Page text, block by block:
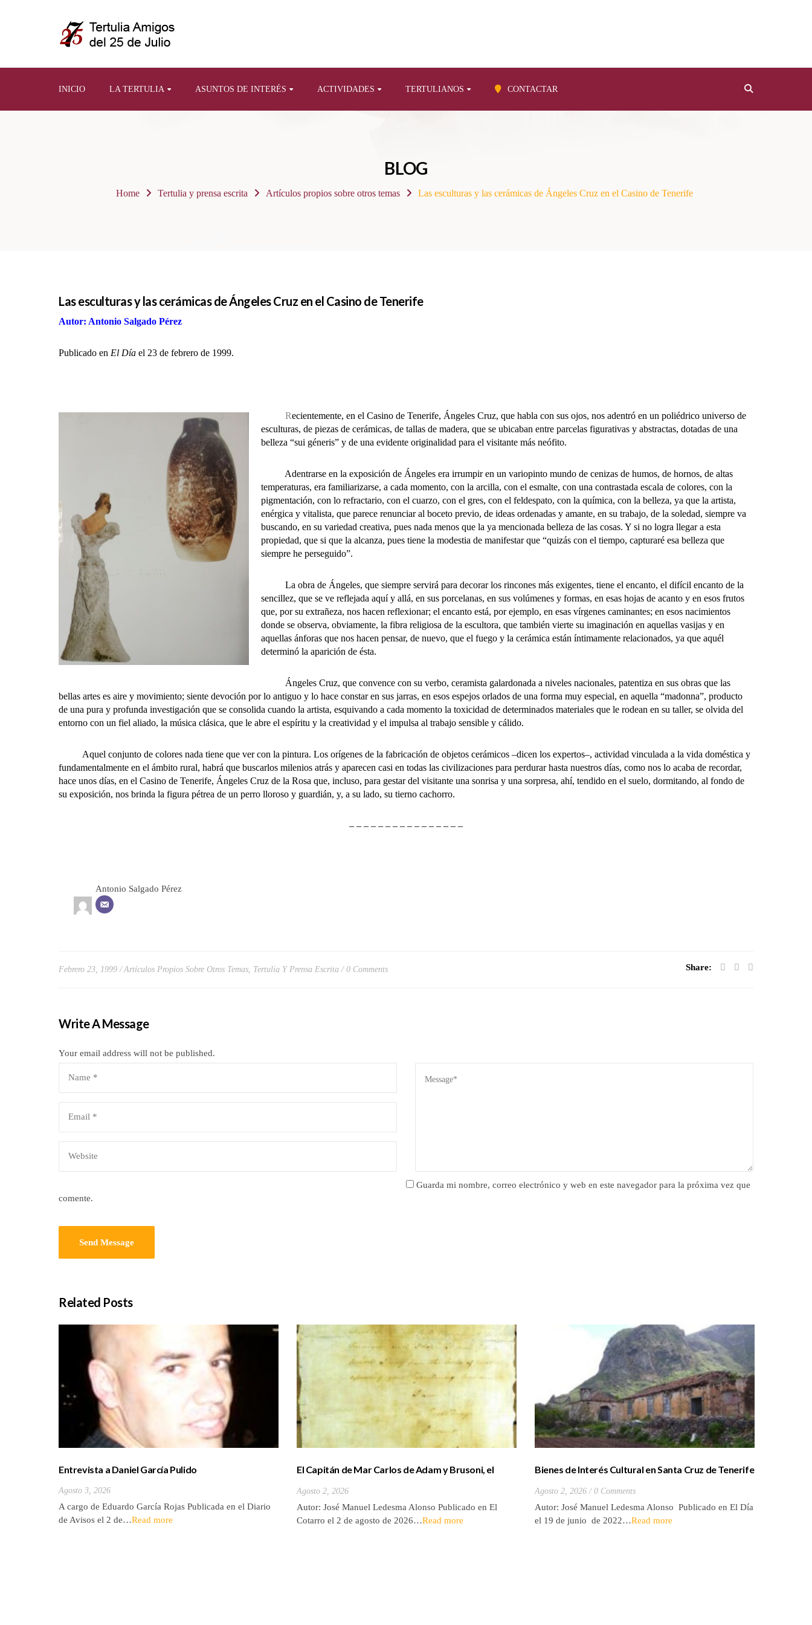
INICIO LA TERTULIA ASUNTOS DE INTERÉS ACTIVIDADES TERTULIANOS CONTACTAR
BLOG
Home Tertulia y prensa escrita Artículos propios sobre otros temas Las esculturas y las cerámicas de Ángeles Cruz en el Casino de Tenerife
Las esculturas y las cerámicas de Ángeles Cruz en el Casino de Tenerife
Autor: Antonio Salgado Pérez
Publicado en El Día el 23 de febrero de 1999.
Recientemente, en el Casino de Tenerife, Ángeles Cruz, que habla con sus ojos, nos adentró en un poliédrico universo de
esculturas, de piezas de cerámicas, de tallas de madera, que se ubicaban entre parcelas figurativas y abstractas, dotadas de una
belleza “sui géneris” y de una evidente originalidad para el visitante más neófito.
Adentrarse en la exposición de Ángeles era irrumpir en un variopinto mundo de cenizas de humos, de hornos, de altas
temperaturas, era familiarizarse, a cada momento, con la arcilla, con el esmalte, con una contrastada escala de colores, con la
pigmentación, con lo refractario, con el cuarzo, con el gres, con el feldespato, con la química, con la belleza, ya que la artista,
enérgica y vitalista, que parece renunciar al boceto previo, de ideas ordenadas y amante, en su trabajo, de la soledad, siempre va
buscando, en su variedad creativa, pues nada menos que la ya mencionada belleza de las cosas. Y si no logra llegar a esta
propiedad, que si que la alcanza, pues tiene la modestia de manifestar que “quizás con el tiempo, capturaré esa belleza que
siempre he perseguido”.
La obra de Ángeles, que siempre servirá para decorar los rincones más exigentes, tiene el encanto, el difícil encanto de la
sencillez, que se ve reflejada aquí y allá, en sus porcelanas, en sus volúmenes y formas, en esas hojas de acanto y en esos frutos
que, por su extrañeza, nos hacen reflexionar; el encanto está, por ejemplo, en esas vírgenes caminantes; en esos nacimientos
donde se observa, obviamente, la fibra religiosa de la escultora, que también vierte su imaginación en aquellas vasijas y en
aquellas ánforas que nos hacen pensar, de nuevo, que el fuego y la cerámica están íntimamente relacionados, ya que aquél
determinó la aparición de ésta.
Ángeles Cruz, que convence con su verbo, ceramista galardonada a niveles nacionales, patentiza en sus obras que las
bellas artes es aire y movimiento; siente devoción por lo antiguo y lo hace constar en sus jarras, en esos espejos orlados de una forma muy especial, en aquella “madonna”, producto
de una pura y profunda investigación que se consolida cuando la artista, esquivando a cada momento la toxicidad de determinados materiales que le rodean en su taller, se olvida del
entorno con un fiel aliado, la música clásica, que le abre el espíritu y la creatividad y el impulsa al trabajo sensible y cálido.
Aquel conjunto de colores nada tiene que ver con la pintura. Los orígenes de la fabricación de objetos cerámicos –dicen los expertos–, actividad vinculada a la vida doméstica y
fundamentalmente en el ámbito rural, habrá que buscarlos milenios atrás y aparecen casi en todas las civilizaciones para perdurar hasta nuestros días, como nos lo acaba de recordar,
hace unos días, en el Casino de Tenerife, Ángeles Cruz de la Rosa que, incluso, para gestar del visitante una sonrisa y una sorpresa, ahí, tendido en el suelo, dormitando, al fondo de
su exposición, nos brinda la figura pétrea de un perro lloroso y guardián, y, a su lado, su tierno cachorro.
– – – – – – – – – – – – – – – –
Antonio Salgado Pérez
Febrero 23, 1999 Artículos Propios Sobre Otros Temas Tertulia Y Prensa Escrita 0 Comments Share:
Write A Message
Your email address will not be published.
Guarda mi nombre, correo electrónico y web en este navegador para la próxima vez que
comente.
Related Posts
Entrevista a Daniel García Pulido
Agosto 3, 2026
A cargo de Eduardo García Rojas Publicada en el Diario
de Avisos el 2 de…Read more
El Capitán de Mar Carlos de Adam y Brusoni, el
Agosto 2, 2026
Autor: José Manuel Ledesma Alonso Publicado en El
Cotarro el 2 de agosto de 2026…Read more
Bienes de Interés Cultural en Santa Cruz de Tenerife
Agosto 2, 2026 0 Comments
Autor: José Manuel Ledesma Alonso Publicado en El Día
el 19 de junio de 2022…Read more